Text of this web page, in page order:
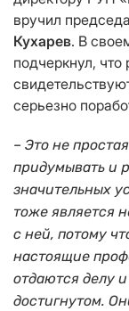
вручил
Кухарев. В
подчеркнул, что
серьезно
– Это не
придумывать и
значительных
тоже является
с ней, потому
настоящие
отдаются делу
достигнутом.